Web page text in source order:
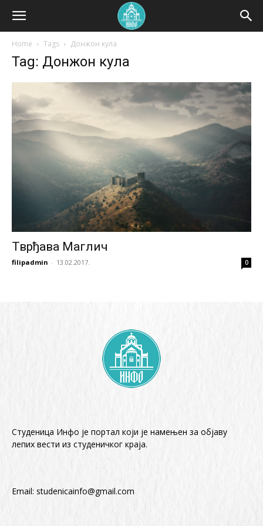
Home Tags Донжон кула
Tag: Донжон кула
Тврђава Маглич
filipadmin - 13.02.2017. 0
Студеница Инфо је портал који је намењен за објaву
лепих вести из студеничког краја.
Email: studenicainfo@gmail.com